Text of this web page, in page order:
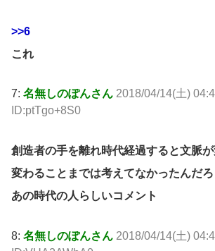
>>6
これ
7: 名無しのぽんさん 2018/04/14(土)
ID:ptTgo+8S0
創造者の手を離れ時代経過すると文脈
変わることまでは考えてなかったんだ
あの時代の人らしいコメント
8: 名無しのぽんさん 2018/04/14(土)